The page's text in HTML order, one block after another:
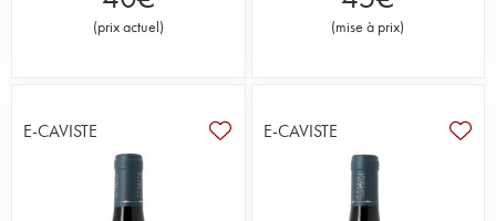
(prix actuel) (mise à prix)
E-CAVISTE E-CAVISTE